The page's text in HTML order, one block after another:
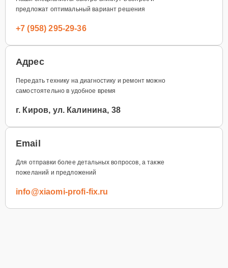
предложат оптимальный вариант решения
+7 (958) 295-29-36
Адрес
Передать технику на диагностику и ремонт можно
самостоятельно в удобное время
г. Киров, ул. Калинина, 38
Email
Для отправки более детальных вопросов, а также
пожеланий и предложений
info@xiaomi-profi-fix.ru